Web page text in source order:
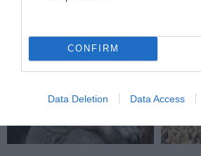
CONFIRM
Data Deletion Data Access